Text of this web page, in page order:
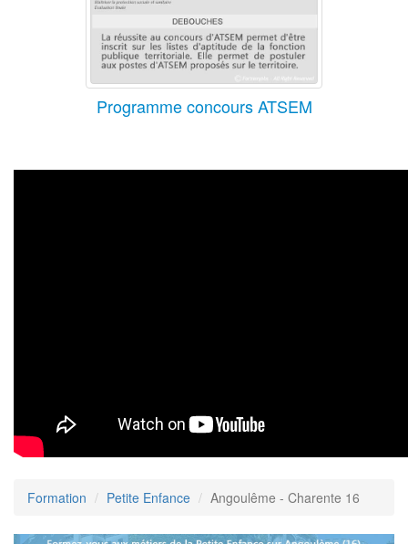
Programme concours ATSEM
Formation Petite Enfance Angoulême - Charente 16